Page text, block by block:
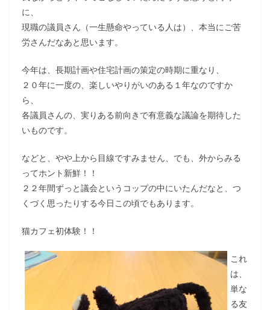
に、
現職の議員さん（一生懸命やっている人は）、本当にご苦
労さんだなあと思います。
今年は、長期計画や住宅計画の策定の時期に重なり、
２０年に一度の、楽しいやりがいのある１年なのですか
ら、
各議員さんの、実りある前向きで有意義な議論を期待した
いものです。
などと、やや上から目線ですみません、でも、外からみる
ってホント新鮮！！
２２年間ずっと議会というコップの中にいたんだなと、つ
くづく思ったりする今日この頃でもあります。
猫カフェ初体験！！
これ
は、
単な
る友